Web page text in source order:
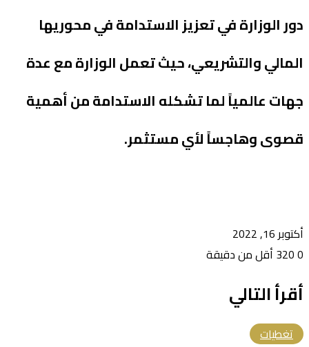
دور الوزارة في تعزيز الاستدامة في محوريها
المالي والتشريعي، حيث تعمل الوزارة مع عدة
جهات عالمياً لما تشكله الاستدامة من أهمية
قصوى وهاجساً لأي مستثمر.
أكتوبر 16, 2022
0
أقل من دقيقة
أقرأ التالي
تغطيات